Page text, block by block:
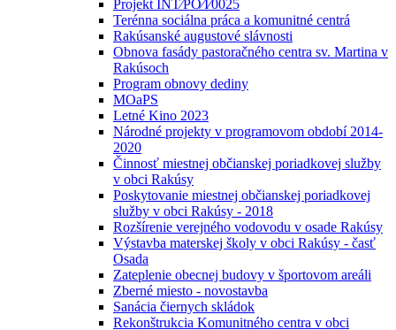
Projekt INT⁄PO⁄I⁄0025
Terénna sociálna práca a komunitné centrá
Rakúsanské augustové slávnosti
Obnova fasády pastoračného centra sv. Martina v
Rakúsoch
Program obnovy dediny
MOaPS
Letné Kino 2023
Národné projekty v programovom období 2014-
2020
Činnosť miestnej občianskej poriadkovej služby
v obci Rakúsy
Poskytovanie miestnej občianskej poriadkovej
služby v obci Rakúsy - 2018
Rozšírenie verejného vodovodu v osade Rakúsy
Výstavba materskej školy v obci Rakúsy - časť
Osada
Zateplenie obecnej budovy v športovom areáli
Zberné miesto - novostavba
Sanácia čiernych skládok
Rekonštrukcia Komunitného centra v obci